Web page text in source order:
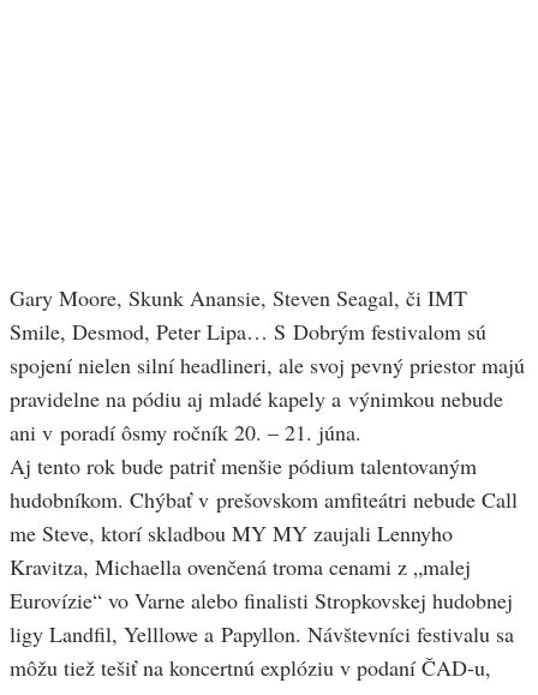
Gary Moore, Skunk Anansie, Steven Seagal, či IMT
Smile, Desmod, Peter Lipa… S Dobrým festivalom sú
spojení nielen silní headlineri, ale svoj pevný priestor majú
pravidelne na pódiu aj mladé kapely a výnimkou nebude
ani v poradí ôsmy ročník 20. – 21. júna.
Aj tento rok bude patriť menšie pódium talentovaným
hudobníkom. Chýbať v prešovskom amfiteátri nebude Call
me Steve, ktorí skladbou MY MY zaujali Lennyho
Kravitza, Michaella ovenčená troma cenami z „malej
Eurovízie“ vo Varne alebo finalisti Stropkovskej hudobnej
ligy Landfil, Yelllowe a Papyllon. Návštevníci festivalu sa
môžu tiež tešiť na koncertnú explóziu v podaní ČAD-u,